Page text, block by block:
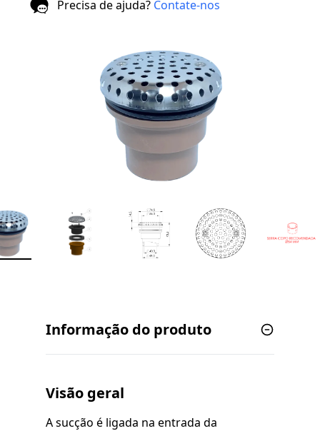
Precisa de ajuda? Contate-nos
Informação do produto
Visão geral
A sucção é ligada na entrada da